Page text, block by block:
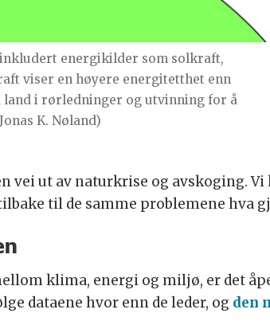
energikilder som solkraft,
viser en høyere energitetthet enn
i rørledninger og utvinning for å
K. Nøland)
vei ut av naturkrise og avskoging.
til de samme problemene hva
klima, energi og miljø, er det
dataene hvor enn de leder, og den